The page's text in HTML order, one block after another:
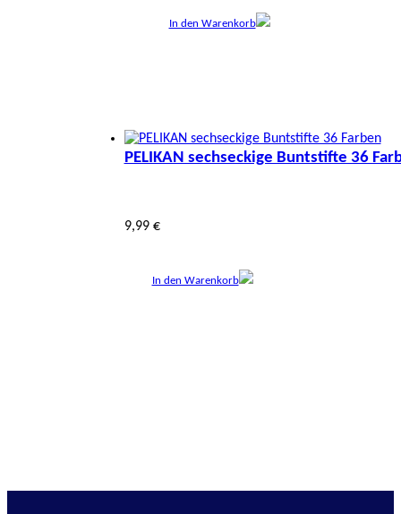
In den Warenkorb
PELIKAN sechseckige Buntstifte 36
9,99 €
In den Warenkorb